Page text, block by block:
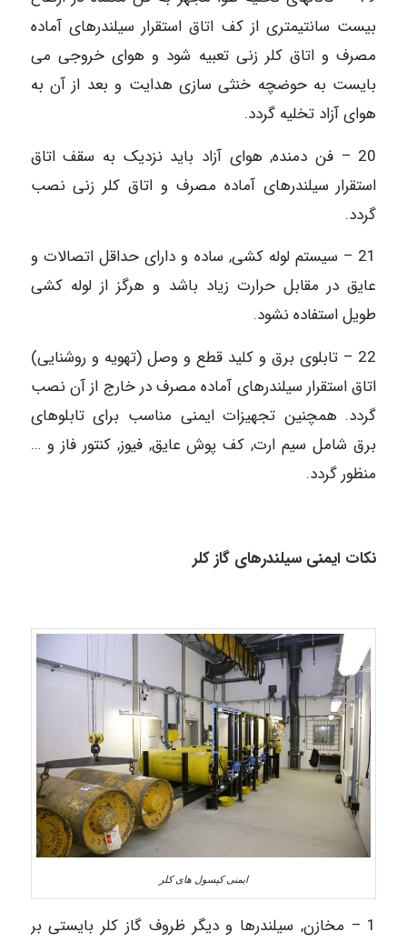
بیست سانتیمتری از کف اتاق استقرار سیلندرهای آماده
مصرف و اتاق کلر زنی تعبیه شود و هوای خروجی می
‏بایست به حوضچه خنثی سازی هدایت و بعد از آن به
هوای آزاد تخلیه گردد.
20 – فن دمنده, هوای آزاد باید نزدیک به سقف اتاق
استقرار سیلندرهای آماده مصرف و اتاق کلر زنی نصب
گردد.
21 – سیستم لوله کشی, ساده و دارای حداقل اتصالات و
عایق در مقابل حرارت زیاد باشد و هرگز از لوله کشی
طویل استفاده نشود.
22 – تابلوی برق و کلید قطع و وصل (تهویه و روشنایی)
اتاق استقرار سیلندرهای آماده مصرف در خارج از آن نصب
گردد. همچنین تجهیزات ایمنی مناسب برای تابلوهای
برق شامل سیم ارت, کف پوش عایق, فیوز, کنتور فاز و …
منظور گردد.
نکات ایمنی سیلندرهای گاز کلر
ایمنی کپسول های کلر
1 – مخازن, سیلندرها و دیگر ظروف گاز کلر بایستی بر